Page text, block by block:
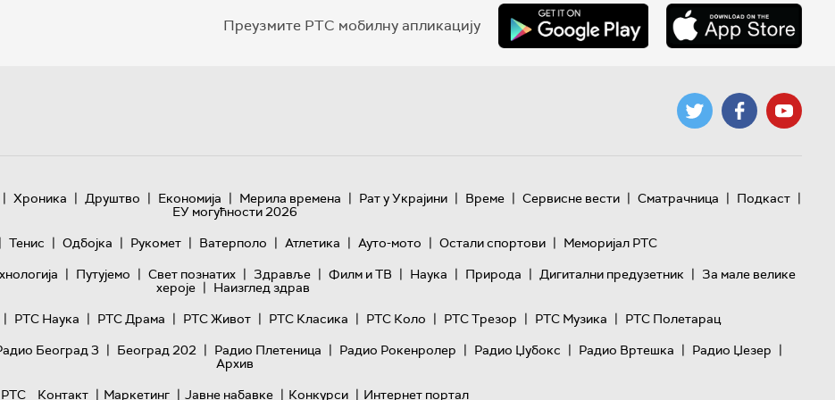
Преузмите РТС мобилну апликацију
| Хроника | Друштво | Економија | Мерила времена | Рат у Украјини | Време | Сервисне вести | Сматрачница | Подкаст |
ЕУ могућности 2026
| Тенис | Одбојка | Рукомет | Ватерполо | Атлетика | Ауто-мото | Остали спортови | Меморијал РТС
| Путујемо | Свет познатих | Здравље | Филм и ТВ | Наука | Природа | Дигитални предузетник | За мале велике
хероје | Наизглед здрав
| РТС Наука | РТС Драма | РТС Живот | РТС Класика | РТС Коло | РТС Трезор | РТС Музика | РТС Полетарац
Београд 3 | Београд 202 | Радио Плетеница | Радио Рокенролер | Радио Џубокс | Радио Вртешка | Радио Џезер |
Архив
РТС
Контакт | Маркетинг | Јавне набавке | Конкурси | Интернет портал